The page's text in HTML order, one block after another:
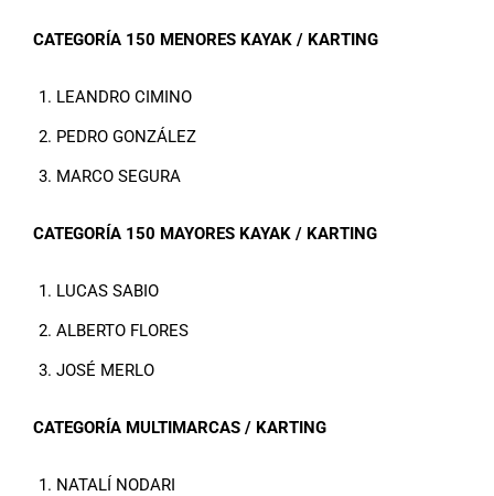
CATEGORÍA 150 MENORES KAYAK / KARTING
LEANDRO CIMINO
PEDRO GONZÁLEZ
MARCO SEGURA
CATEGORÍA 150 MAYORES KAYAK / KARTING
LUCAS SABIO
ALBERTO FLORES
JOSÉ MERLO
CATEGORÍA MULTIMARCAS / KARTING
NATALÍ NODARI